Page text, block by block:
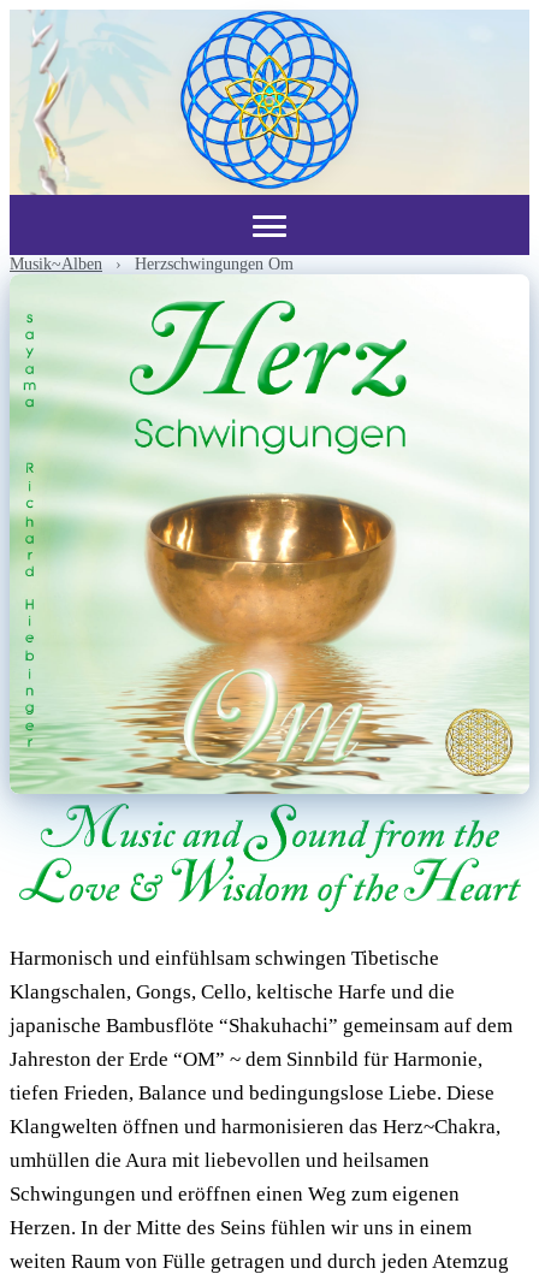
Musik~Alben › Herzschwingungen Om
Harmonisch und einfühlsam schwingen Tibetische
Klangschalen, Gongs, Cello, keltische Harfe und die
japanische Bambusflöte “Shakuhachi” gemeinsam auf dem
Jahreston der Erde “OM” ~ dem Sinnbild für Harmonie,
tiefen Frieden, Balance und bedingungslose Liebe. Diese
Klangwelten öffnen und harmonisieren das Herz~Chakra,
umhüllen die Aura mit liebevollen und heilsamen
Schwingungen und eröffnen einen Weg zum eigenen
Herzen. In der Mitte des Seins fühlen wir uns in einem
weiten Raum von Fülle getragen und durch jeden Atemzug